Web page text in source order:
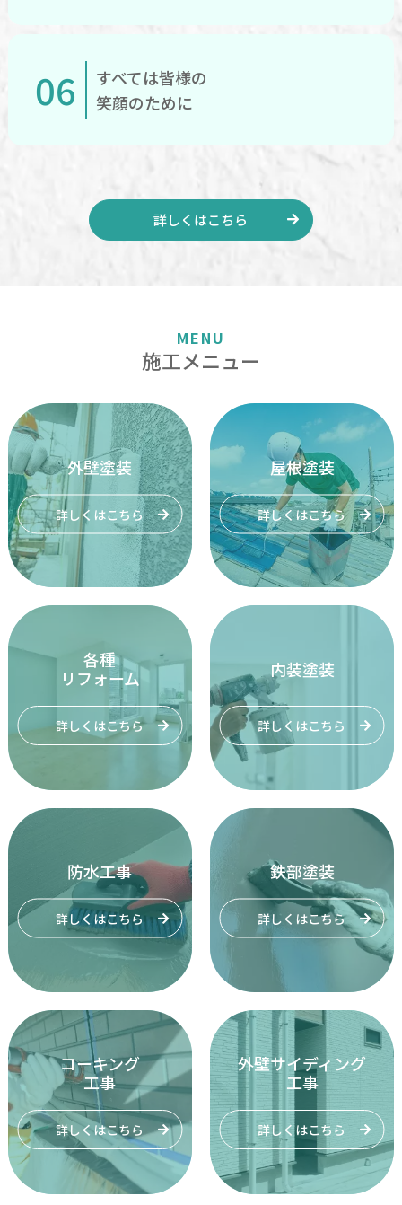
06
すべては皆様の
笑顔のために
詳しくはこちら
MENU
施工メニュー
外壁塗装
詳しくはこちら
屋根塗装
詳しくはこちら
各種
リフォーム
詳しくはこちら
内装塗装
詳しくはこちら
防水工事
詳しくはこちら
鉄部塗装
詳しくはこちら
コーキング
工事
詳しくはこちら
外壁サイディング
工事
詳しくはこちら